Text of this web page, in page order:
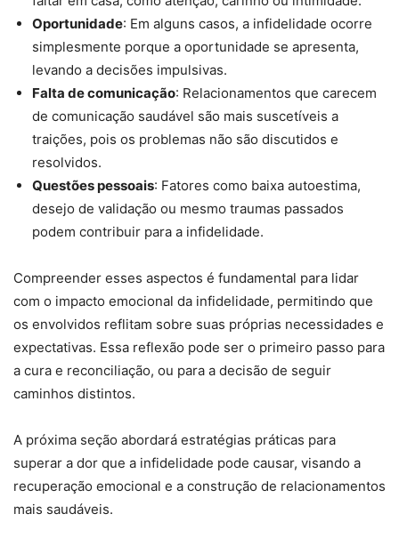
Oportunidade: Em alguns casos, a infidelidade ocorre
simplesmente porque a oportunidade se apresenta,
levando a decisões impulsivas.
Falta de comunicação: Relacionamentos que carecem
de comunicação saudável são mais suscetíveis a
traições, pois os problemas não são discutidos e
resolvidos.
Questões pessoais: Fatores como baixa autoestima,
desejo de validação ou mesmo traumas passados
podem contribuir para a infidelidade.
Compreender esses aspectos é fundamental para lidar
com o impacto emocional da infidelidade, permitindo que
os envolvidos reflitam sobre suas próprias necessidades e
expectativas. Essa reflexão pode ser o primeiro passo para
a cura e reconciliação, ou para a decisão de seguir
caminhos distintos.
A próxima seção abordará estratégias práticas para
superar a dor que a infidelidade pode causar, visando a
recuperação emocional e a construção de relacionamentos
mais saudáveis.